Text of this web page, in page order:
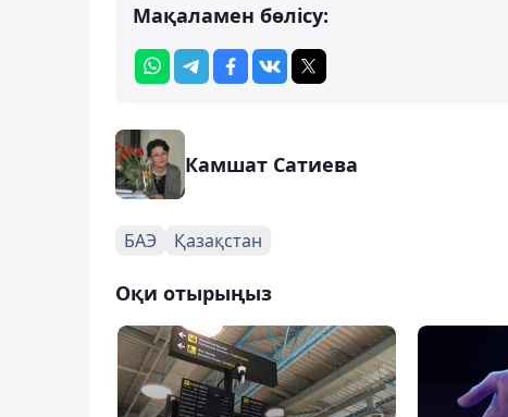
Мақаламен бөлісу:
Камшат Сатиева
БАЭ Қазақстан
Оқи отырыңыз